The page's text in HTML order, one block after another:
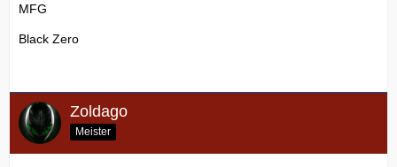
MFG
Black Zero
Zoldago
Meister